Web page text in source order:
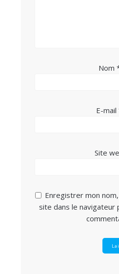
Nom
E-mail
Site
Enregistrer mon
site dans le navigateur